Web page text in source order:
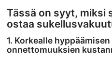
Tässä on syyt, miksi
ostaa
1. Korkealle
onnettomuuksien